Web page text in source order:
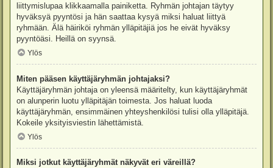
liittymislupaa klikkaamalla painiketta. Ryhmän johtajan täytyy
hyväksyä pyyntösi ja hän saattaa kysyä miksi haluat liittyä
ryhmään. Älä häiriköi ryhmän ylläpitäjiä jos he eivät hyväksy
pyyntöäsi. Heillä on syynsä.
Ylös
Miten pääsen käyttäjäryhmän johtajaksi?
Käyttäjäryhmän johtaja on yleensä määritelty, kun käyttäjäryhmät
on alunperin luotu ylläpitäjän toimesta. Jos haluat luoda
käyttäjäryhmän, ensimmäinen yhteyshenkilösi tulisi olla ylläpitäjä.
Kokeile yksityisviestin lähettämistä.
Ylös
Miksi jotkut käyttäjäryhmät näkyvät eri väreillä?